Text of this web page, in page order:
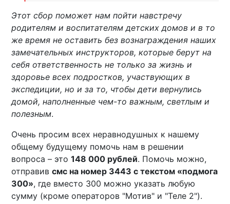
Этот сбор поможет нам пойти навстречу
родителям и воспитателям детских домов и в то
же время не оставить без вознаграждения наших
замечательных инструкторов, которые берут на
себя ответственность не только за жизнь и
здоровье всех подростков, участвующих в
экспедиции, но и за то, чтобы дети вернулись
домой, наполненные чем-то важным, светлым и
полезным.
Очень просим всех неравнодушных к нашему
общему будущему помочь нам в решении
вопроса – это148 000 рублей. Помочь можно,
отправивсмс на номер 3443 с текстом «подмога
300», где вместо 300 можно указать любую
сумму (кроме операторов "Мотив" и "Теле 2").